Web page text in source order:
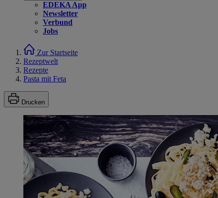
EDEKA App
Newsletter
Verbund
Jobs
Zur Startseite
Rezeptwelt
Rezepte
Pasta mit Feta
Drucken